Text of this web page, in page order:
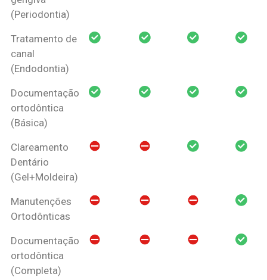
(Periodontia)
Tratamento de
canal
(Endodontia)
Documentação
ortodôntica
(Básica)
Clareamento
Dentário
(Gel+Moldeira)
Manutenções
Ortodônticas
Documentação
ortodôntica
(Completa)